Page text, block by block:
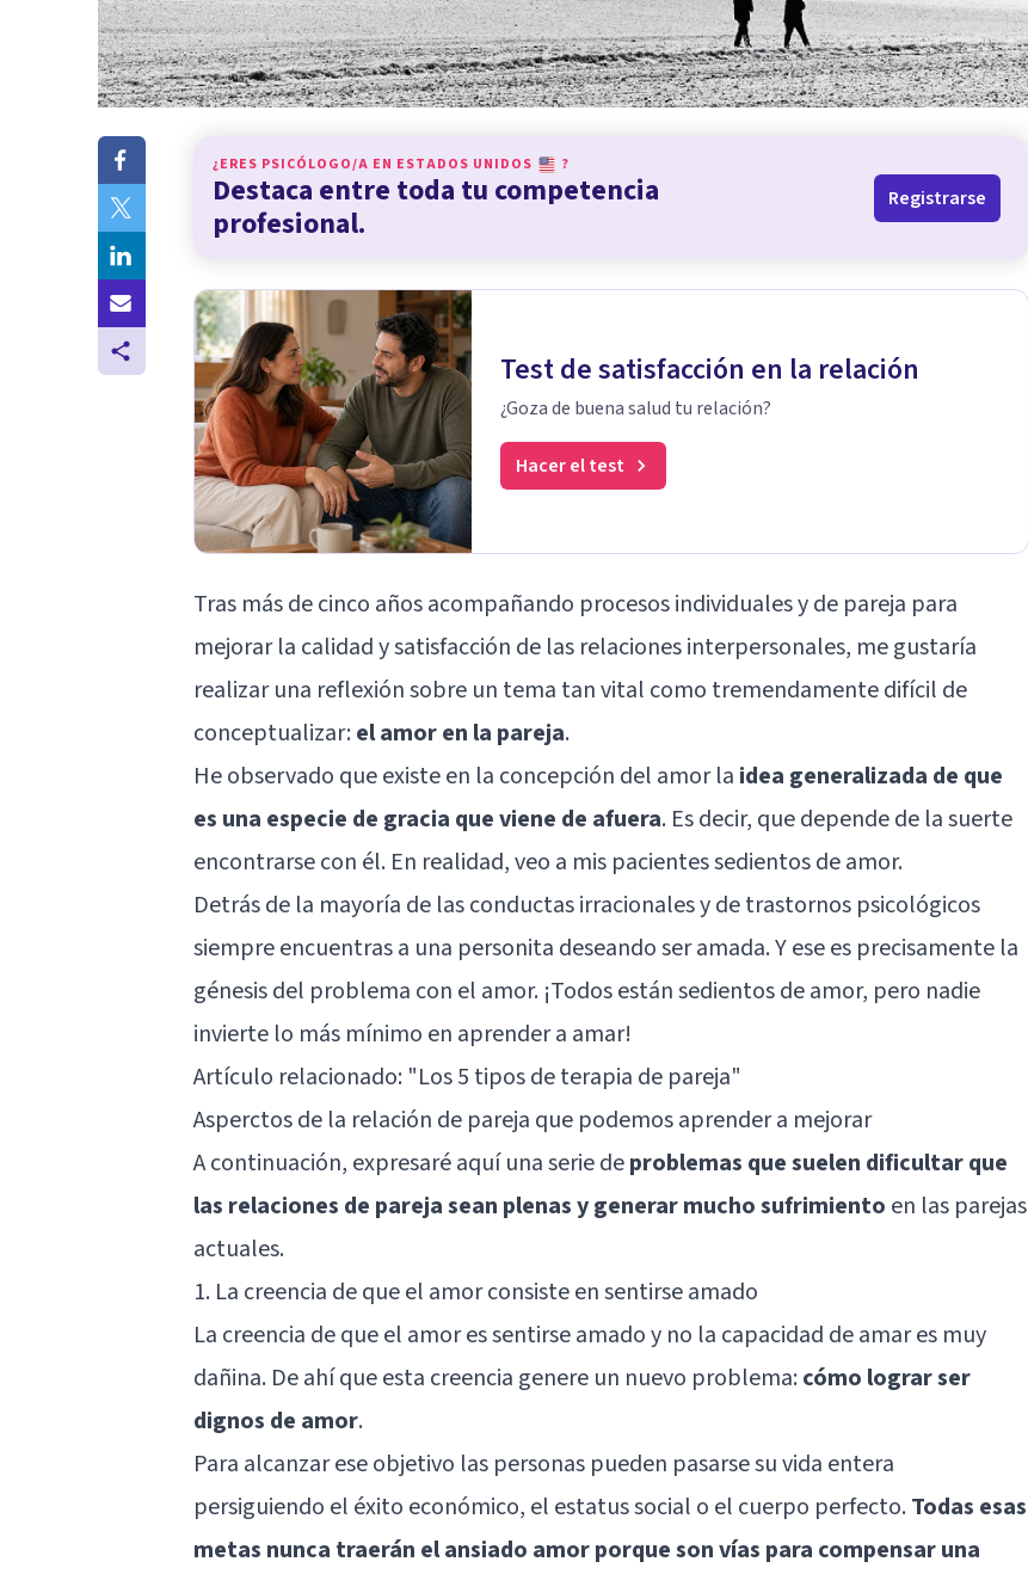
¿ERES PSICÓLOGO/A EN ESTADOS UNIDOS ?
Destaca entre toda tu competencia
profesional.
Registrarse
Test de satisfacción en la relación
¿Goza de buena salud tu relación?
Hacer el test
Tras más de cinco años acompañando procesos individuales y de pareja para
mejorar la calidad y satisfacción de las relaciones interpersonales, me gustaría
realizar una reflexión sobre un tema tan vital como tremendamente difícil de
conceptualizar:el amor en la pareja.
He observado que existe en la concepción del amor la idea generalizada de que
es una especie de gracia que viene de afuera. Es decir, que depende de la suerte
encontrarse con él. En realidad, veo a mis pacientes sedientos de amor.
Detrás de la mayoría de las conductas irracionales y de trastornos psicológicos
siempre encuentras a una personita deseando ser amada. Y ese es precisamente la
génesis del problema con el amor. ¡Todos están sedientos de amor, pero nadie
invierte lo más mínimo en aprender a amar!
Artículo relacionado: "Los 5 tipos de terapia de pareja"
Asperctos de la relación de pareja que podemos aprender a mejorar
A continuación, expresaré aquí una serie deproblemas que suelen dificultar que
las relaciones de pareja sean plenas y generar mucho sufrimiento en las parejas
actuales.
1. La creencia de que el amor consiste en sentirse amado
La creencia de que el amor es sentirse amado y no la capacidad de amar es muy
dañina. De ahí que esta creencia genere un nuevo problema:cómo lograr ser
dignos de amor.
Para alcanzar ese objetivo las personas pueden pasarse su vida entera
persiguiendo el éxito económico, el estatus social o el cuerpo perfecto.Todas esas
metas nunca traerán el ansiado amor porque son vías para compensar una